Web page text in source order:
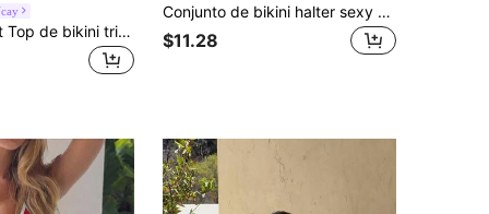
Musera Resort Top de bikini triángulo con cuello halter y ribete en contraste, top coordinado solo, sexy, estilo girly, tonos pastel, para verano, vacaciones, playa, Ibiza y primavera
Conjunto de bikini halter sexy de color contrastante para mujer, traje de baño de playa para vacaciones de verano, ropa de resort
$11.28